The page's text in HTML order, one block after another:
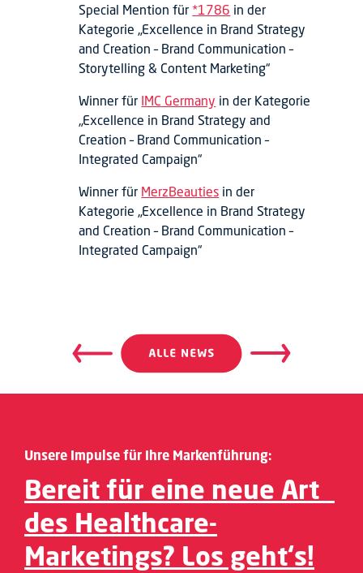
Special Mention für*1786 in der
Kategorie „Excellence in Brand Strategy
and Creation – Brand Communication –
Storytelling & Content Marketing“
Winner für IMC Germany in der Kategorie
„Excellence in Brand Strategy and
Creation – Brand Communication –
Integrated Campaign“
Winner für MerzBeauties in der
Kategorie „Excellence in Brand Strategy
and Creation – Brand Communication –
Integrated Campaign“
Beitragsnavigation
Unsere Impulse für Ihre Markenführung:
Bereit für eine neue Art
des Healthcare-
Marketings? Los geht‘s!